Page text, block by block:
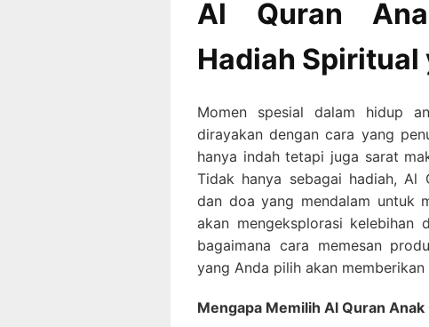
Al Quran
Hadiah
Momen spesial dalam hidup
dirayakan dengan cara yang
hanya indah tetapi juga sarat
Tidak hanya sebagai hadiah, Al
dan doa yang mendalam untuk
akan mengeksplorasi kelebihan
bagaimana cara memesan
yang Anda pilih akan
Mengapa Memilih Al Quran